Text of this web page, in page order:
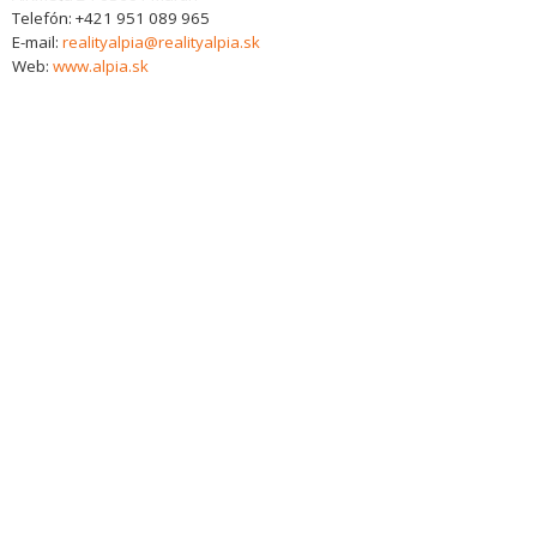
Telefón: +421 951 089 965
E-mail: realityalpia@realityalpia.sk
Web: www.alpia.sk